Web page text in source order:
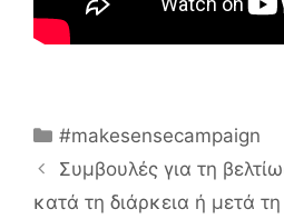
Κατηγορίες
#makesensecampaign
Συμβουλές για τη
κατά τη διάρκεια ή μετά